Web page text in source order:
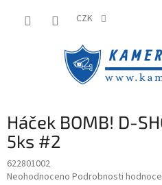
CZK
Háček BOMB! D-
5ks #2
622801002
Průměrné
Neohodnoceno Podrobnosti